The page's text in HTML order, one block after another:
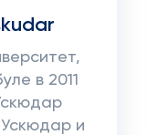
в 2011
и